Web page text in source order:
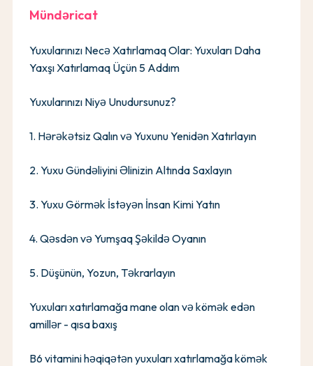
Mündəricat
Yuxularınızı Necə Xatırlamaq Olar: Yuxuları Daha
Yaxşı Xatırlamaq Üçün 5 Addım
Yuxularınızı Niyə Unudursunuz?
1. Hərəkətsiz Qalın və Yuxunu Yenidən Xatırlayın
2. Yuxu Gündəliyini Əlinizin Altında Saxlayın
3. Yuxu Görmək İstəyən İnsan Kimi Yatın
4. Qəsdən və Yumşaq Şəkildə Oyanın
5. Düşünün, Yozun, Təkrarlayın
Yuxuları xatırlamağa mane olan və kömək edən
amillər - qısa baxış
B6 vitamini həqiqətən yuxuları xatırlamağa kömək